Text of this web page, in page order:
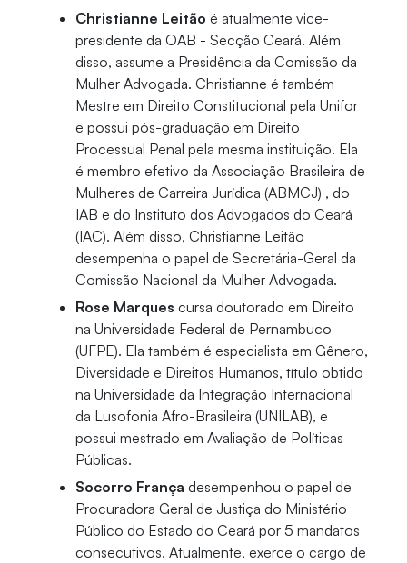
Christianne Leitão é atualmente vice-
presidente da OAB - Secção Ceará. Além
disso, assume a Presidência da Comissão da
Mulher Advogada. Christianne é também
Mestre em Direito Constitucional pela Unifor
e possui pós-graduação em Direito
Processual Penal pela mesma instituição. Ela
é membro efetivo da Associação Brasileira de
Mulheres de Carreira Jurídica (ABMCJ) , do
IAB e do Instituto dos Advogados do Ceará
(IAC). Além disso, Christianne Leitão
desempenha o papel de Secretária-Geral da
Comissão Nacional da Mulher Advogada.
Rose Marques cursa doutorado em Direito
na Universidade Federal de Pernambuco
(UFPE). Ela também é especialista em Gênero,
Diversidade e Direitos Humanos, título obtido
na Universidade da Integração Internacional
da Lusofonia Afro-Brasileira (UNILAB), e
possui mestrado em Avaliação de Políticas
Públicas.
Socorro França desempenhou o papel de
Procuradora Geral de Justiça do Ministério
Público do Estado do Ceará por 5 mandatos
consecutivos. Atualmente, exerce o cargo de